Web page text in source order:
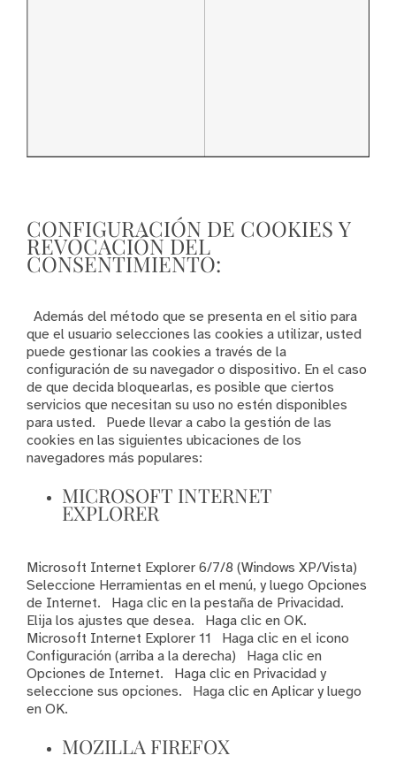
CONFIGURACIÓN DE COOKIES Y
REVOCACIÓN DEL
CONSENTIMIENTO:
Además del método que se presenta en el sitio para
que el usuario selecciones las cookies a utilizar, usted
puede gestionar las cookies a través de la
configuración de su navegador o dispositivo. En el caso
de que decida bloquearlas, es posible que ciertos
servicios que necesitan su uso no estén disponibles
para usted. Puede llevar a cabo la gestión de las
cookies en las siguientes ubicaciones de los
navegadores más populares:
MICROSOFT INTERNET
EXPLORER
Microsoft Internet Explorer 6/7/8 (Windows XP/Vista)
Seleccione Herramientas en el menú, y luego Opciones
de Internet. Haga clic en la pestaña de Privacidad.
Elija los ajustes que desea. Haga clic en OK.
Microsoft Internet Explorer 11 Haga clic en el icono
Configuración (arriba a la derecha) Haga clic en
Opciones de Internet. Haga clic en Privacidad y
seleccione sus opciones. Haga clic en Aplicar y luego
en OK.
MOZILLA FIREFOX